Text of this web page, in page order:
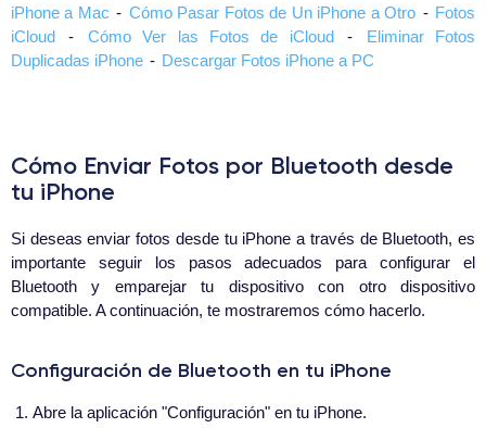
iPhone a Mac - Cómo Pasar Fotos de Un iPhone a Otro - Fotos
iCloud
- Cómo Ver las Fotos de iCloud -
Eliminar Fotos
Duplicadas iPhone - Descargar Fotos iPhone a PC
Cómo Enviar Fotos por Bluetooth desde
tu iPhone
Si deseas enviar fotos desde tu iPhone a través de Bluetooth, es
importante seguir los pasos adecuados para configurar el
Bluetooth y emparejar tu dispositivo con otro dispositivo
compatible. A continuación, te mostraremos cómo hacerlo.
Configuración de Bluetooth en tu iPhone
Abre la aplicación "Configuración" en tu iPhone.